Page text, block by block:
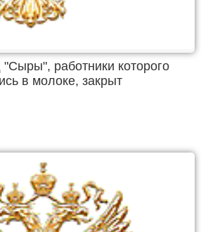
работники которого
в молоке, закрыт